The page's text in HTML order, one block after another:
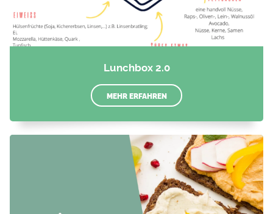
Lunchbox 2.0
MEHR ERFAHREN